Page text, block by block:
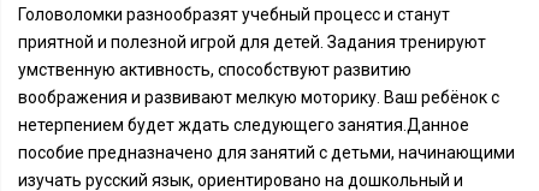
Головоломки разнообразят учебный процесс и станут
приятной и полезной игрой для детей. Задания тренируют
умственную активность, способствуют развитию
воображения и развивают мелкую моторику. Ваш ребёнок с
нетерпением будет ждать следующего занятия.Данное
пособие предназначено для занятий с детьми, начинающими
изучать русский язык, ориентировано на дошкольный и